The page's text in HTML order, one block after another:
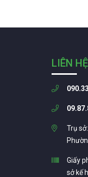
LIÊN HỆ
Trụ
Giấy
sở kế